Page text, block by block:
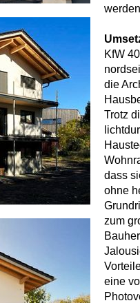
KfW
die
Trotz
dass
ohne
zum
eine